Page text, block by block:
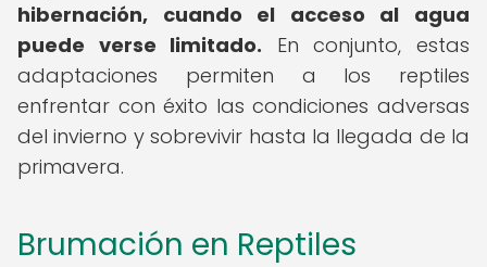
hibernación, cuando el acceso al agua
puede verse limitado. En conjunto, estas
adaptaciones permiten a los reptiles
enfrentar con éxito las condiciones adversas
del invierno y sobrevivir hasta la llegada de la
primavera.
Brumación en Reptiles